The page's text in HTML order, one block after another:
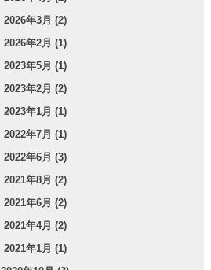
2026年3月 (2)
2026年2月 (1)
2023年5月 (1)
2023年2月 (2)
2023年1月 (1)
2022年7月 (1)
2022年6月 (3)
2021年8月 (2)
2021年6月 (2)
2021年4月 (2)
2021年1月 (1)